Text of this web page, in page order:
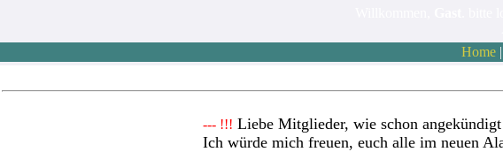
Home|
--- !!! Liebe Mitglieder, wie schon
Ich würde mich freuen, euch alle im neuen